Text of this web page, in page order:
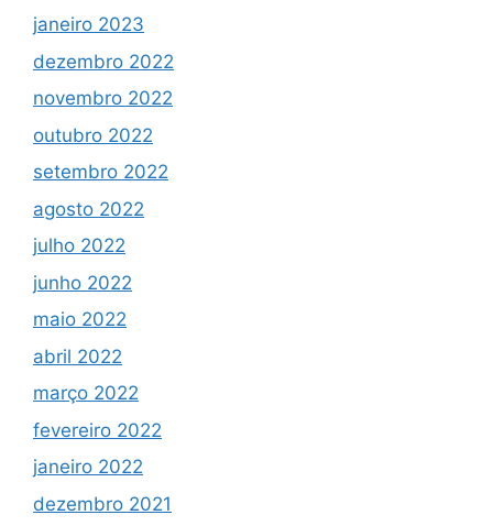
janeiro 2023
dezembro 2022
novembro 2022
outubro 2022
setembro 2022
agosto 2022
julho 2022
junho 2022
maio 2022
abril 2022
março 2022
fevereiro 2022
janeiro 2022
dezembro 2021